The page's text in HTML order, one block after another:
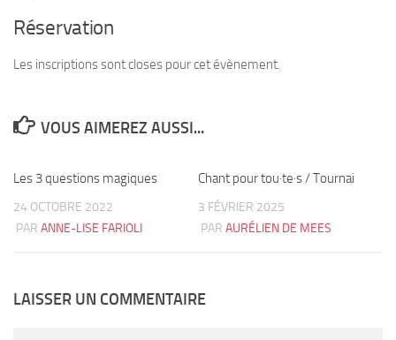
Réservation
Les inscriptions sont closes pour cet évènement.
VOUS AIMEREZ AUSSI...
Les 3 questions magiques
24 OCTOBRE 2022
PAR ANNE-LISE FARIOLI
Chant pour tou·te·s / Tournai
3 FÉVRIER 2025
PAR AURÉLIEN DE MEES
LAISSER UN COMMENTAIRE